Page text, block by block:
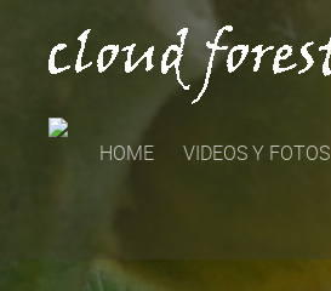
HOME VIDEOS Y FOTOS